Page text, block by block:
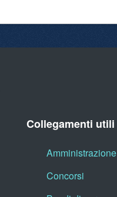
Collegamenti utili
Concorsi